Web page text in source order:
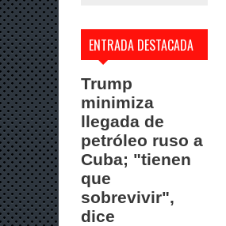
ENTRADA DESTACADA
Trump
minimiza
llegada de
petróleo ruso a
Cuba; "tienen
que
sobrevivir",
dice